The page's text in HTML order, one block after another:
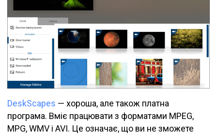
DeskScapes — хороша, але також платна
програма. Вміє працювати з форматами MPEG,
MPG, WMV і AVI. Це означає, що ви не зможете